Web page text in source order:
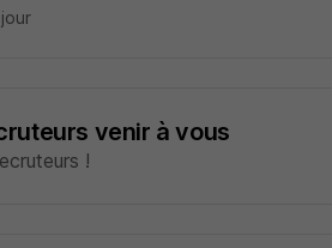
venir à vous
!